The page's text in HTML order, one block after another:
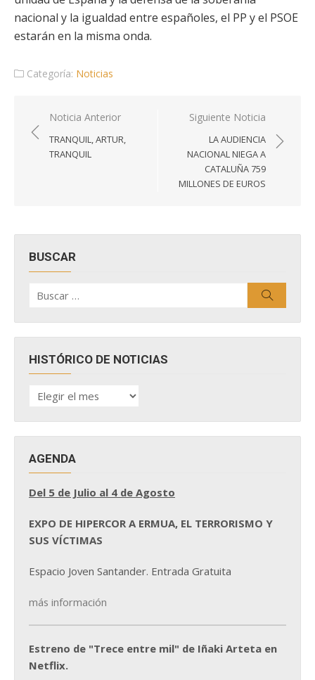
nacional y la igualdad entre españoles, el PP y el PSOE
estarán en la misma onda.
Categoría: Noticias
Navegación
de
entradas
Noticia Anterior
TRANQUIL, ARTUR,
TRANQUIL
Siguiente Noticia
LA AUDIENCIA
NACIONAL NIEGA A
CATALUÑA 759
MILLONES DE EUROS
BUSCAR
por:
HISTÓRICO DE NOTICIAS
HISTÓRICO
DE
AGENDA
Del 5 de Julio al 4 de Agosto
EXPO DE HIPERCOR A ERMUA, EL TERRORISMO Y
SUS VÍCTIMAS
Espacio Joven Santander. Entrada Gratuita
más información
Estreno de "Trece entre mil" de Iñaki Arteta en
Netflix.